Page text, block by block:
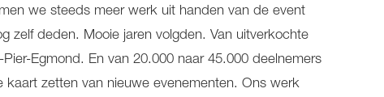
we steeds meer werk uit handen van de event
zelf deden. Mooie jaren volgden. Van uitverkochte
Egmond. En van 20.000 naar 45.000 deelnemers
zetten van nieuwe evenementen. Ons werk